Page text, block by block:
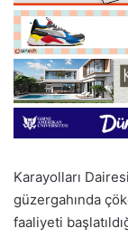
Karayolları
güzergahında
faaliyeti